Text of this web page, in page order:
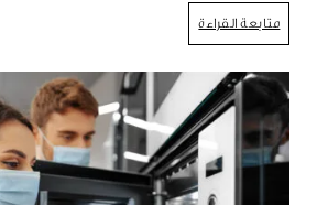
متابعة القراءة